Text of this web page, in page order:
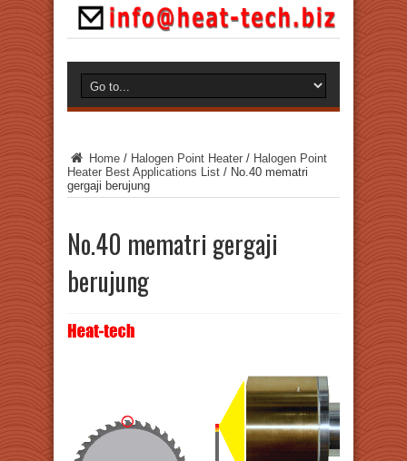
Home / Halogen Point Heater / Halogen Point
Heater Best Applications List / No.40 mematri
gergaji berujung
No.40 mematri gergaji
berujung